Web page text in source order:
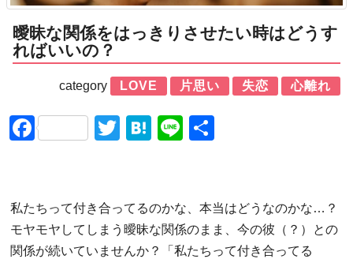
曖昧な関係をはっきりさせたい時はどうす
ればいいの？
category LOVE 片思い 失恋 心離れ
FacebookTwitter
Hatena
Line
私たちって付き合ってるのかな、本当はどうなのかな…？
モヤモヤしてしまう曖昧な関係のまま、今の彼（？）との
関係が続いていませんか？「私たちって付き合ってる